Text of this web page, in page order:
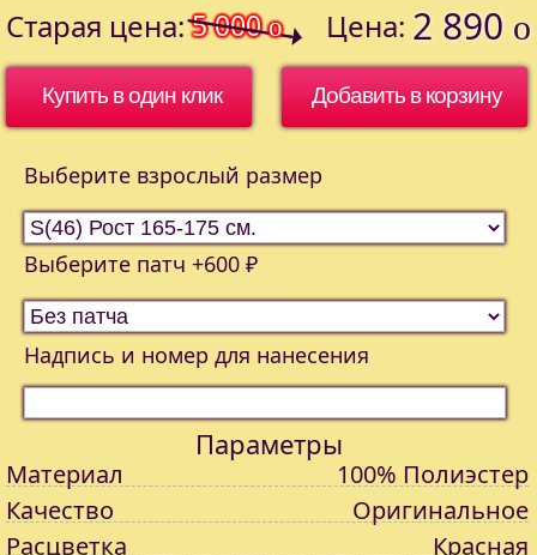
Старая цена: 5 000o Цена: 2 890 o
Купить в один клик
Выберите взрослый размер
Выберите патч +600 ₽
Надпись и номер для нанесения
Параметры
Материал
100% Полиэстер
Качество
Оригинальное
Расцветка
Красная